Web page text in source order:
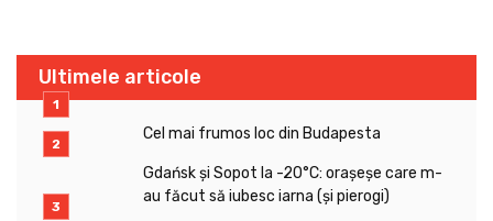
Ultimele articole
Cel mai frumos loc din Budapesta
Gdańsk și Sopot la -20°C: orașeșe care m-
au făcut să iubesc iarna (și pierogi)